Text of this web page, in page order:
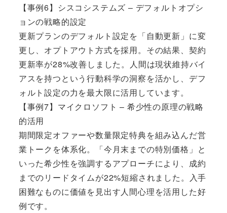
【事例6】シスコシステムズ – デフォルトオプシ
ョンの戦略的設定
更新プランのデフォルト設定を「自動更新」に変
更し、オプトアウト方式を採用。その結果、契約
更新率が28%改善しました。人間は現状維持バイ
アスを持つという行動科学の洞察を活かし、デフ
ォルト設定の力を最大限に活用しています。
【事例7】マイクロソフト – 希少性の原理の戦略
的活用
期間限定オファーや数量限定特典を組み込んだ営
業トークを体系化。「今月末までの特別価格」と
いった希少性を強調するアプローチにより、成約
までのリードタイムが22%短縮されました。入手
困難なものに価値を見出す人間心理を活用した好
例です。